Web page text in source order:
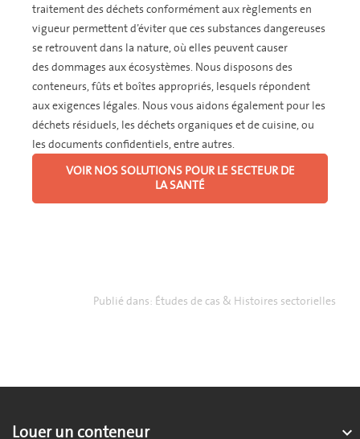
traitement des déchets conformément aux règlements en
vigueur permettent d’éviter que ces substances dangereuses
se retrouvent dans la nature, où elles peuvent causer
des dommages aux écosystèmes. Nous disposons des
conteneurs, fûts et boîtes appropriés, lesquels répondent
aux exigences légales. Nous vous aidons également pour les
déchets résiduels, les déchets organiques et de cuisine, ou
les documents confidentiels, entre autres.
VOIR NOS SOLUTIONS POUR LE SECTEUR DE
LA SANTÉ
Publié dans: Études de cas & Histoires sectorielles
Louer un conteneur 